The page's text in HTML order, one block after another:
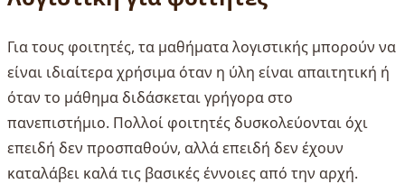
Για τους φοιτητές, τα μαθήματα λογιστικής μπορούν να
είναι ιδιαίτερα χρήσιμα όταν η ύλη είναι απαιτητική ή
όταν το μάθημα διδάσκεται γρήγορα στο
πανεπιστήμιο. Πολλοί φοιτητές δυσκολεύονται όχι
επειδή δεν προσπαθούν, αλλά επειδή δεν έχουν
καταλάβει καλά τις βασικές έννοιες από την αρχή.